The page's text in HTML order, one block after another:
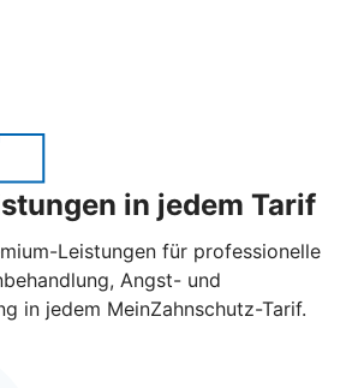
in jedem Tarif
Leistungen für professionelle
Angst- und
in jedem MeinZahnschutz-Tarif.